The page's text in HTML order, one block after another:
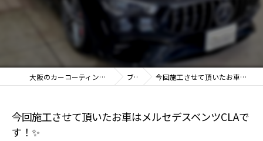
大阪のカーコーティングなら株式会社光陽 梅田SS ブログ 今回施工させて頂いたお車はメルセデスベンツCLAです！✨
今回施工させて頂いたお車はメルセデスベンツCLAで
す！✨